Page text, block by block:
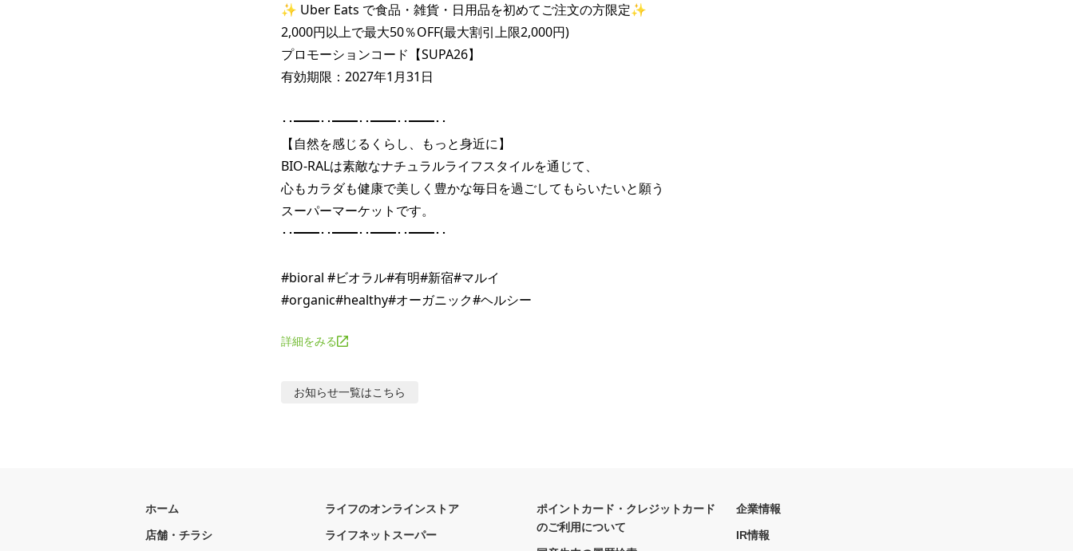
✨ Uber Eats で食品・雑貨・日用品を初めてご注文の方限定✨
2,000円以上で最大50％OFF(最大割引上限2,000円)
プロモーションコード【SUPA26】
有効期限：2027年1月31日
･･━━･･━━･･━━･･━━･･
【自然を感じるくらし、もっと身近に】
BIO-RALは素敵なナチュラルライフスタイルを通じて、
心もカラダも健康で美しく豊かな毎日を過ごしてもらいたいと願う
スーパーマーケットです。
･･━━･･━━･･━━･･━━･･
#bioral #ビオラル#有明#新宿#マルイ
詳細をみる
お知らせ一覧はこちら
ホーム
店舗・チラシ
ライフのオンラインストア
ライフネットスーパー
ポイントカード・クレジットカード
のご利用について
企業情報
IR情報